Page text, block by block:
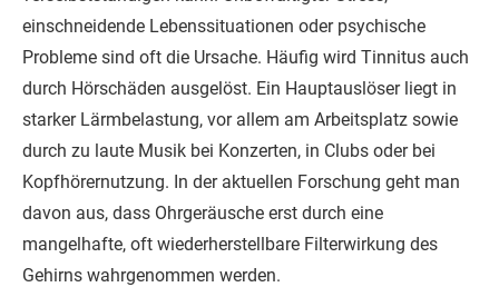
einschneidende Lebenssituationen oder psychische
Probleme sind oft die Ursache. Häufig wird Tinnitus auch
durch Hörschäden ausgelöst. Ein Hauptauslöser liegt in
starker Lärmbelastung, vor allem am Arbeitsplatz sowie
durch zu laute Musik bei Konzerten, in Clubs oder bei
Kopfhörernutzung. In der aktuellen Forschung geht man
davon aus, dass Ohrgeräusche erst durch eine
mangelhafte, oft wiederherstellbare Filterwirkung des
Gehirns wahrgenommen werden.